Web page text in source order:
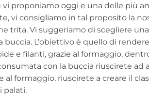
vi proponiamo oggi e una delle più
vi consigliamo in tal proposito la
trita. Vi suggeriamo di scegliere
buccia. L’obiettivo è quello di
e filanti, grazie al formaggio,
con la buccia riuscirete ad
al formaggio, riuscirete a creare il
palati.